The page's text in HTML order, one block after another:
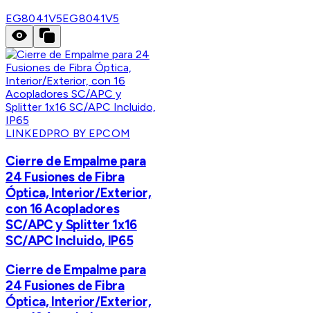
EG8041V5EG8041V5
LINKEDPRO BY EPCOM
Cierre de Empalme para
24 Fusiones de Fibra
Óptica, Interior/Exterior,
con 16 Acopladores
SC/APC y Splitter 1x16
SC/APC Incluido, IP65
Cierre de Empalme para
24 Fusiones de Fibra
Óptica, Interior/Exterior,